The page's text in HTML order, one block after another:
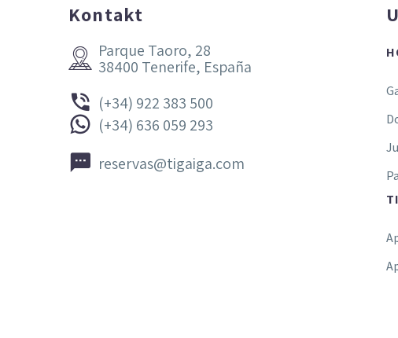
Kontakt

 Parque Taoro, 28
38400 Tenerife, España

 (+34) 922 383 500

 (+34) 636 059 293

 reservas@tigaiga.com